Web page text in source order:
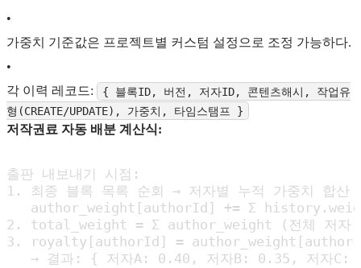
•
가중치 기준값은 프로젝트별 커스텀 설정으로 조정 가능하다.
•
각 이력 레코드:
{ 블록ID, 버전, 저자ID, 콘텐츠해시, 작업유
형(CREATE/UPDATE), 가중치, 타임스탬프 }
저작권료 자동 배분 계산식:
출판 내보내기 시점:
1. 최종 블록 목록 순회 → 저자별 누적 가중치 합산
author_weight[authorId] += Σ
2. total_weight = Σ author_weight (전체 저자
3. royalty[authorId] =
→ 결과: { 저자A: 0.40, 저자B: 0.35, 저자C: